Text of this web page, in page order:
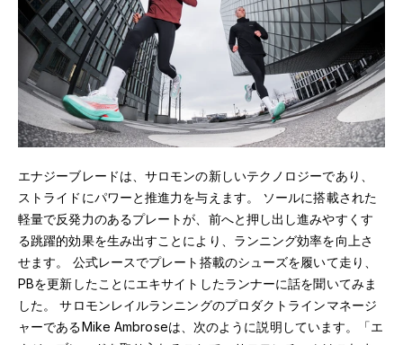
エナジーブレードは、サロモンの新しいテクノロジーであり、
ストライドにパワーと推進力を与えます。 ソールに搭載された
軽量で反発力のあるプレートが、前へと押し出し進みやすくす
る跳躍的効果を生み出すことにより、ランニング効率を向上さ
せます。 公式レースでプレート搭載のシューズを履いて走り、
PBを更新したことにエキサイトしたランナーに話を聞いてみま
した。 サロモンレイルランニングのプロダクトラインマネージ
ャーであるMike Ambroseは、次のように説明しています。「エ